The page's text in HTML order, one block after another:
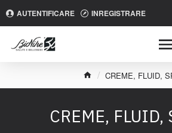
AUTENTIFICARE INREGISTRARE
CREME, FLUID,
CREME, FLUID,